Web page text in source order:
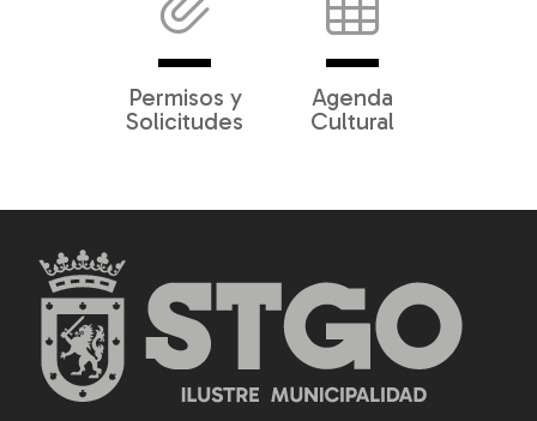
Permisos y
Solicitudes
Agenda
Cultural